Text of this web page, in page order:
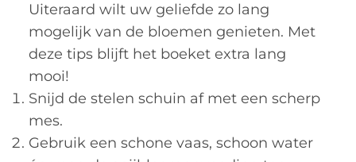
Uiteraard wilt uw geliefde zo lang
mogelijk van de bloemen genieten. Met
deze tips blijft het boeket extra lang
mooi!
Snijd de stelen schuin af met een scherp
mes.
Gebruik een schone vaas, schoon water